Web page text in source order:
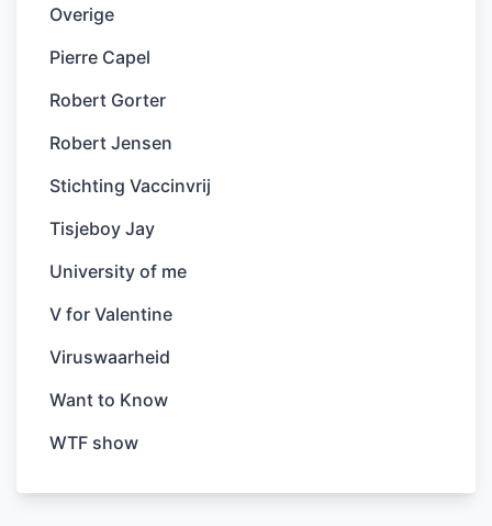
Overige
Pierre Capel
Robert Gorter
Robert Jensen
Stichting Vaccinvrij
Tisjeboy Jay
University of me
V for Valentine
Viruswaarheid
Want to Know
WTF show